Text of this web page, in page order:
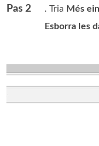
Pas 2 . Tria Més
Esborra les